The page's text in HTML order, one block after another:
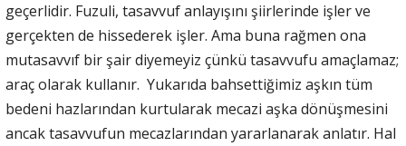
geçerlidir. Fuzuli, tasavvuf anlayışını şiirlerinde işler ve
gerçekten de hissederek işler. Ama buna rağmen ona
mutasavvıf bir şair diyemeyiz çünkü tasavvufu amaçlamaz;
araç olarak kullanır. Yukarıda bahsettiğimiz aşkın tüm
bedeni hazlarından kurtularak mecazi aşka dönüşmesini
ancak tasavvufun mecazlarından yararlanarak anlatır. Hal